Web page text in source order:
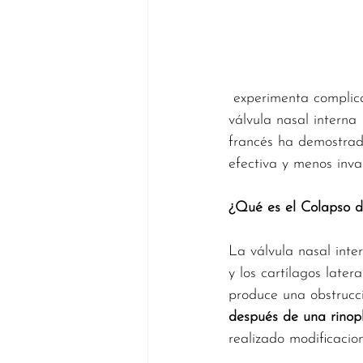
válvula nasal interna
francés ha
efectiva y menos
¿Qué es el Colapso
La válvula nasal
y los cartílagos
produce una
después de una
realizado